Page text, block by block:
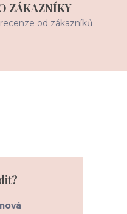
ZÁKAZNÍKY
od zákazníků